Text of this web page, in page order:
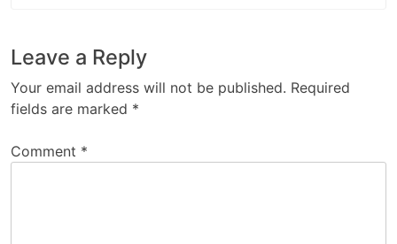
Leave a Reply
Your email address will not be published. Required
fields are marked *
Comment *